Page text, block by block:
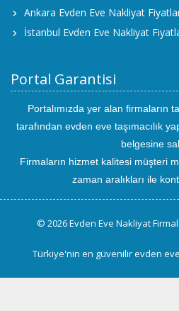
Ankara Evden Eve Nakliyat
İstanbul Evden Eve Nakliyat
Portal Garantisi
Portalımızda yer alan firmaların
tarafından evden eve taşımacılık
belgesine
Firmaların hizmet kalitesi müşteri
zaman aralıkları ile
© 2026 Evden Eve Nakliyat
Türkiye'nin en güvenilir evden